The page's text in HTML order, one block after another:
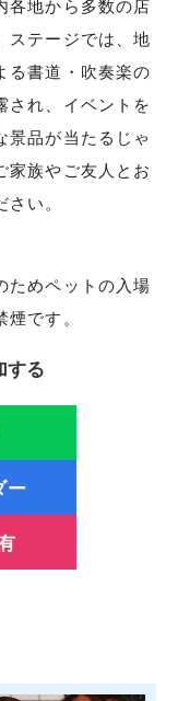
各地から多数の店
ステージでは、地
る書道・吹奏楽の
され、イベントを
景品が当たるじゃ
家族やご友人とお
い。
ためペットの入場
です。
する
ー